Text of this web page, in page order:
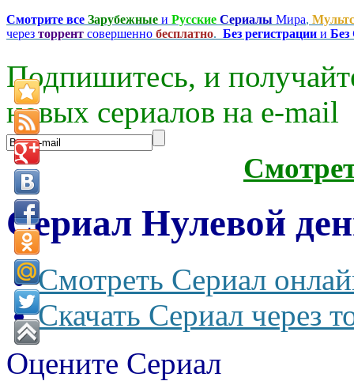
Смотрите все Зарубежные и Русские Сериалы Мира,
через торрент совершенно бесплатно. Без регистрации и
Подпишитесь, и
новых сериалов на e-mаil
Сериал Нулевой
Смотреть Сериал
Скачать Сериал через
Оцените Сериал